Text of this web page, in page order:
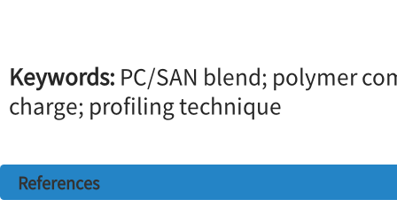
Keywords: PC/SAN blend; polymer
charge; profiling technique
References